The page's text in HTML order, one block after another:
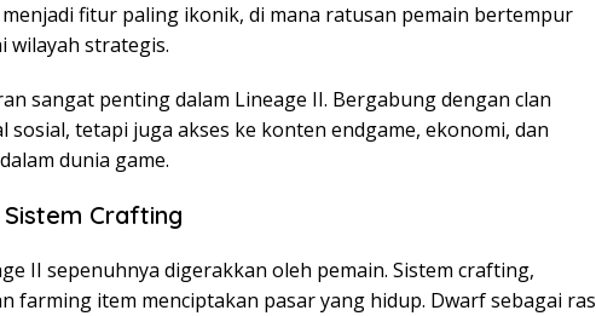
fitur paling ikonik, di mana ratusan pemain bertempur
wilayah strategis.
sangat penting dalam Lineage II. Bergabung dengan clan
sosial, tetapi juga akses ke konten endgame, ekonomi, dan
dunia game.
Crafting
II sepenuhnya digerakkan oleh pemain. Sistem crafting,
farming item menciptakan pasar yang hidup. Dwarf sebagai ras